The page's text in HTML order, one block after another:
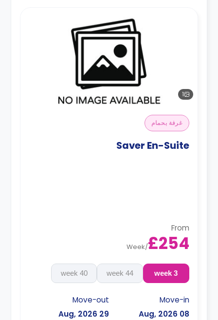
1
غرفة بحمام
Saver En-Suite
From
£254
/
Week
3 week
44 week
40 week
Move-in
08 Aug, 2026
Move-out
29 Aug, 2026